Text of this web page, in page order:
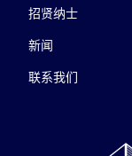
招贤纳士
新闻
联系我们